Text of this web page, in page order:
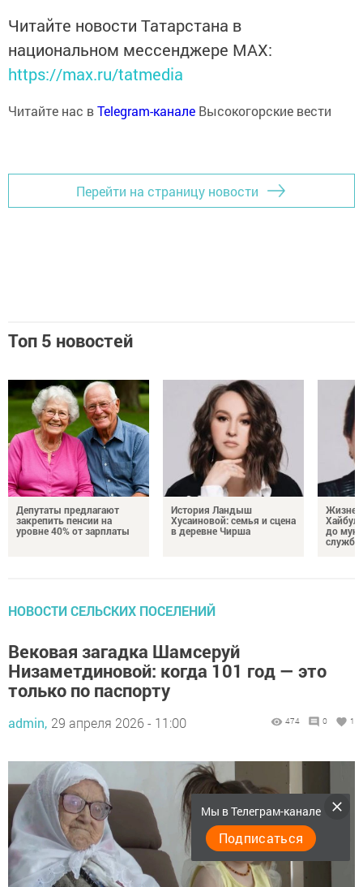
Читайте новости Татарстана в
национальном мессенджере MАХ:
https://max.ru/tatmedia
Читайте нас вTelegram-канале Высокогорские вести
Перейти на страницу новости
Топ 5 новостей
Депутаты предлагают
закрепить пенсии на
уровне 40% от зарплаты
История Ландыш
Хусаиновой: семья и сцена
в деревне Чирша
до
службы
НОВОСТИ СЕЛЬСКИХ ПОСЕЛЕНИЙ
Вековая загадка Шамсеруй
Низаметдиновой: когда 101 год — это
только по паспорту
admin, 29 апреля 2026 - 11:00 474 0 1
Мы в Телеграм-канале
Подписаться